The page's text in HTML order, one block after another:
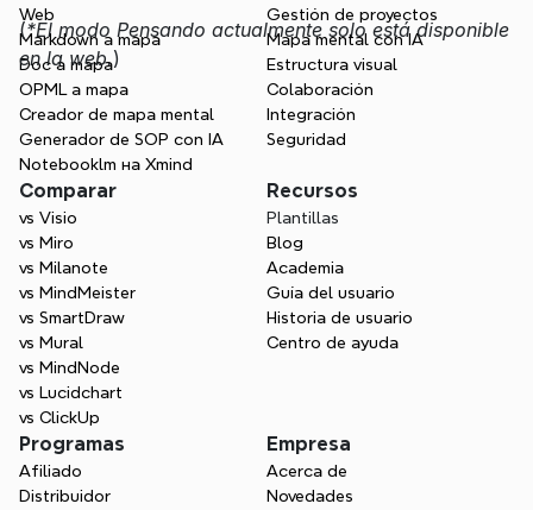
(*El modo Pensando actualmente solo está disponible
en la web.)
Web
Markdown a mapa
Doc a mapa
OPML a mapa
Creador de mapa mental
Generador de SOP con IA
Notebooklm на Xmind
Gestión de proyectos
Mapa mental con IA
Estructura visual
Colaboración
Integración
Seguridad
Comparar
vs Visio
vs Miro
vs Milanote
vs MindMeister
vs SmartDraw
vs Mural
vs MindNode
vs Lucidchart
vs ClickUp
Recursos
Plantillas
Blog
Academia
Guía del usuario
Historia de usuario
Centro de ayuda
Programas
Afiliado
Distribuidor
Empresa
Acerca de
Novedades